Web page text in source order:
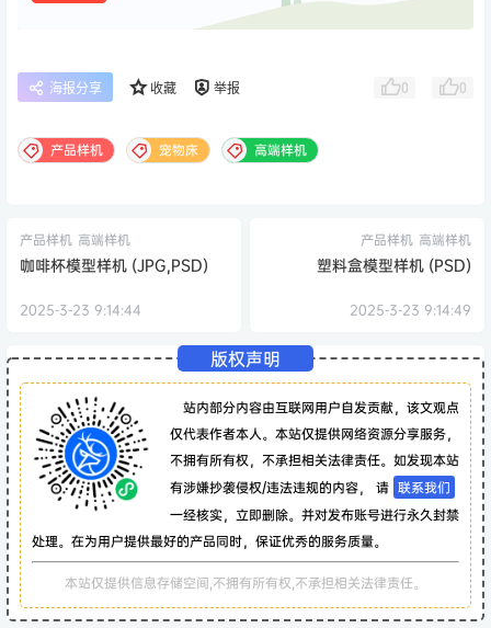
海报分享 收藏 举报 0 0
产品样机 宠物床 高端样机
产品样机 高端样机
咖啡杯模型样机 (JPG,PSD)
2025-3-23 9:14:44
产品样机 高端样机
塑料盒模型样机 (PSD)
2025-3-23 9:14:49
版权声明
站内部分内容由互联网用户自发贡献，该文观点
仅代表作者本人。本站仅提供网络资源分享服务，
不拥有所有权，不承担相关法律责任。如发现本站
有涉嫌抄袭侵权/违法违规的内容， 请 联系我们
一经核实，立即删除。并对发布账号进行永久封禁
处理。在为用户提供最好的产品同时，保证优秀的服务质量。
本站仅提供信息存储空间,不拥有所有权,不承担相关法律责任。